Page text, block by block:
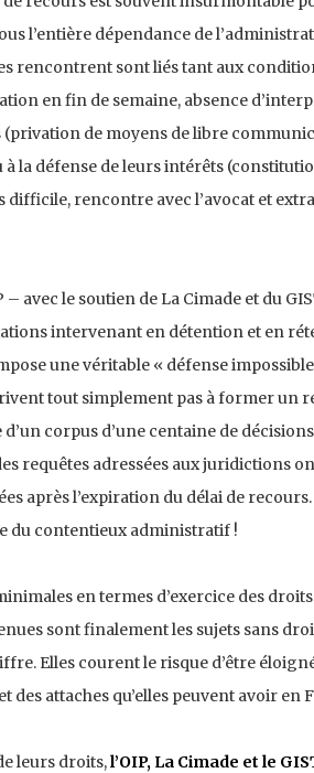
l’entière dépendance de
rencontrent sont liés tant aux
en fin de semaine, absence
(privation de moyens de libre
la défense de leurs intérêts
difficile, rencontre avec l’avocat et
– avec le soutien de La Cimade et du
intervenant en détention et en
une véritable « défense
tout simplement pas à former un
d’un corpus d’une centaine de
requêtes adressées aux juridictions
après l’expiration du délai de recours.
du contentieux administratif !
en termes d’exercice des
sont finalement les sujets sans
Elles courent le risque d’être
attaches qu’elles peuvent avoir en
leurs droits,l’OIP, La Cimade et le